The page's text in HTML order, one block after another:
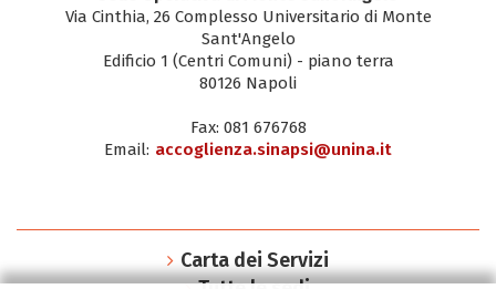
Via Cinthia, 26 Complesso Universitario di Monte
Sant'Angelo
Edificio 1 (Centri Comuni) - piano terra
80126 Napoli
Fax: 081 676768
Email: accoglienza.sinapsi@unina.it
Carta dei Servizi